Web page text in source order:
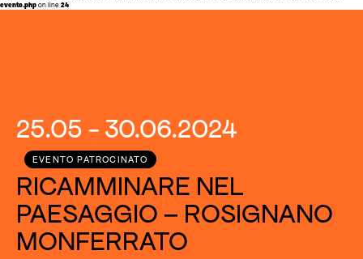
evento.php on line 24
25.05 - 30.06.2024
EVENTO PATROCINATO
RICAMMINARE NEL
PAESAGGIO – ROSIGNANO
MONFERRATO